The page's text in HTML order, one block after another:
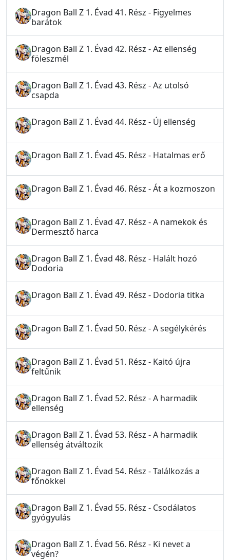
Dragon Ball Z 1. Évad 41. Rész - Figyelmes
barátok
Dragon Ball Z 1. Évad 42. Rész - Az ellenség
föleszmél
Dragon Ball Z 1. Évad 43. Rész - Az utolsó
csapda
Dragon Ball Z 1. Évad 44. Rész - Új ellenség
Dragon Ball Z 1. Évad 45. Rész - Hatalmas erő
Dragon Ball Z 1. Évad 46. Rész - Át a kozmoszon
Dragon Ball Z 1. Évad 47. Rész - A namekok és
Dermesztő harca
Dragon Ball Z 1. Évad 48. Rész - Halált hozó
Dodoria
Dragon Ball Z 1. Évad 49. Rész - Dodoria titka
Dragon Ball Z 1. Évad 50. Rész - A segélykérés
Dragon Ball Z 1. Évad 51. Rész - Kaitó újra
feltűnik
Dragon Ball Z 1. Évad 52. Rész - A harmadik
ellenség
Dragon Ball Z 1. Évad 53. Rész - A harmadik
ellenség átváltozik
Dragon Ball Z 1. Évad 54. Rész - Találkozás a
főnökkel
Dragon Ball Z 1. Évad 55. Rész - Csodálatos
gyógyulás
Dragon Ball Z 1. Évad 56. Rész - Ki nevet a
végén?